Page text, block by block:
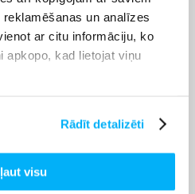
un analīzes
ar citu informāciju, ko
apkopo, kad lietojat viņu
Rādīt detalizēti
visu
izmantots
vecumos – no pirmsskolas
ir nepieciešami gan skolā, gan
piedāvā iespēju izmantot